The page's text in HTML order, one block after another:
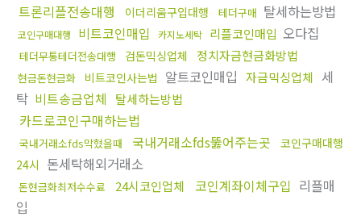
트론리플전송대행 이더리움구입대행 테더구매 탈세하는방법
코인구매대행 비트코인매입 카지노세탁 리플코인매입 오다집
테더무통테더전송대행 검돈믹싱업체 정치자금현금화방법
현금돈현금화 비트코인사는법 알트코인매입 자금믹싱업체 세
탁 비트송금업체 탈세하는방법
카드로코인구매하는법
국내거래소fds막혔을때 국내거래소fds뚫어주는곳
코인구매대행
24시 돈세탁해외거래소
돈현금화최저수수료 24시코인업체 코인계좌이체구입 리플매
입